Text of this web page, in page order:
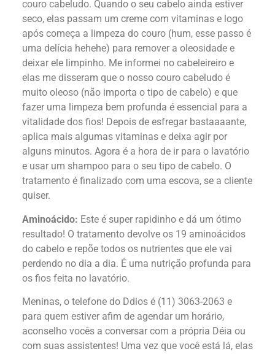
couro cabeludo. Quando o seu cabelo ainda estiver
seco, elas passam um creme com vitaminas e logo
após começa a limpeza do couro (hum, esse passo é
uma delícia hehehe) para remover a oleosidade e
deixar ele limpinho. Me informei no cabeleireiro e
elas me disseram que o nosso couro cabeludo é
muito oleoso (não importa o tipo de cabelo) e que
fazer uma limpeza bem profunda é essencial para a
vitalidade dos fios! Depois de esfregar bastaaaante,
aplica mais algumas vitaminas e deixa agir por
alguns minutos. Agora é a hora de ir para o lavatório
e usar um shampoo para o seu tipo de cabelo. O
tratamento é finalizado com uma escova, se a cliente
quiser.
Aminoácido: Este é super rapidinho e dá um ótimo
resultado! O tratamento devolve os 19 aminoácidos
do cabelo e repõe todos os nutrientes que ele vai
perdendo no dia a dia. É uma nutrição profunda para
os fios feita no lavatório.
Meninas, o telefone do Ddios é (11) 3063-2063 e
para quem estiver afim de agendar um horário,
aconselho vocês a conversar com a própria Déia ou
com suas assistentes! Uma vez que você está lá, elas